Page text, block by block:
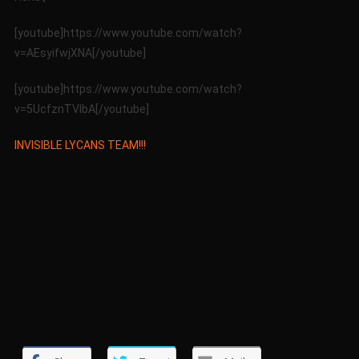
[youtube]https://www.youtube.com/watch?
v=AEsyifwjXNA[/youtube]
[youtube]https://www.youtube.com/watch?
v=5UcfznTVlbA[/youtube]
INVISIBLE LYCANS TEAM!!!